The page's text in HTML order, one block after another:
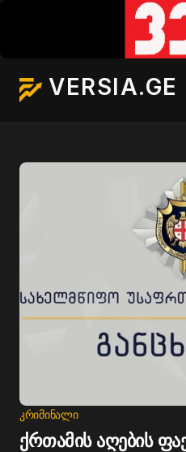
VERSIA.GE
ᲙᲠᲘᲛᲘᲜᲐᲚᲘ
ქრთამის აღების